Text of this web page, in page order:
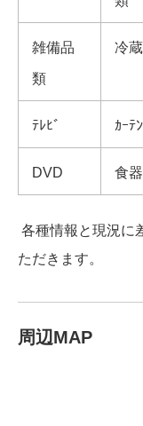
雑備品
類
冷
ﾃﾚﾋﾞ ｶｰﾃﾝ
DVD 食
各種情報と現況に
ただきます。
周辺MAP